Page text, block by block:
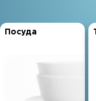
Посуда